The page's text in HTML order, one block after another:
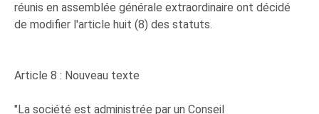
réunis en assemblée générale extraordinaire ont décidé
de modifier l'article huit (8) des statuts.
Article 8 : Nouveau texte
"La société est administrée par un Conseil